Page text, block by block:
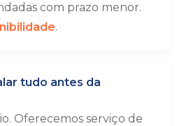
com prazo menor.
.
tudo antes da
Oferecemos serviço de